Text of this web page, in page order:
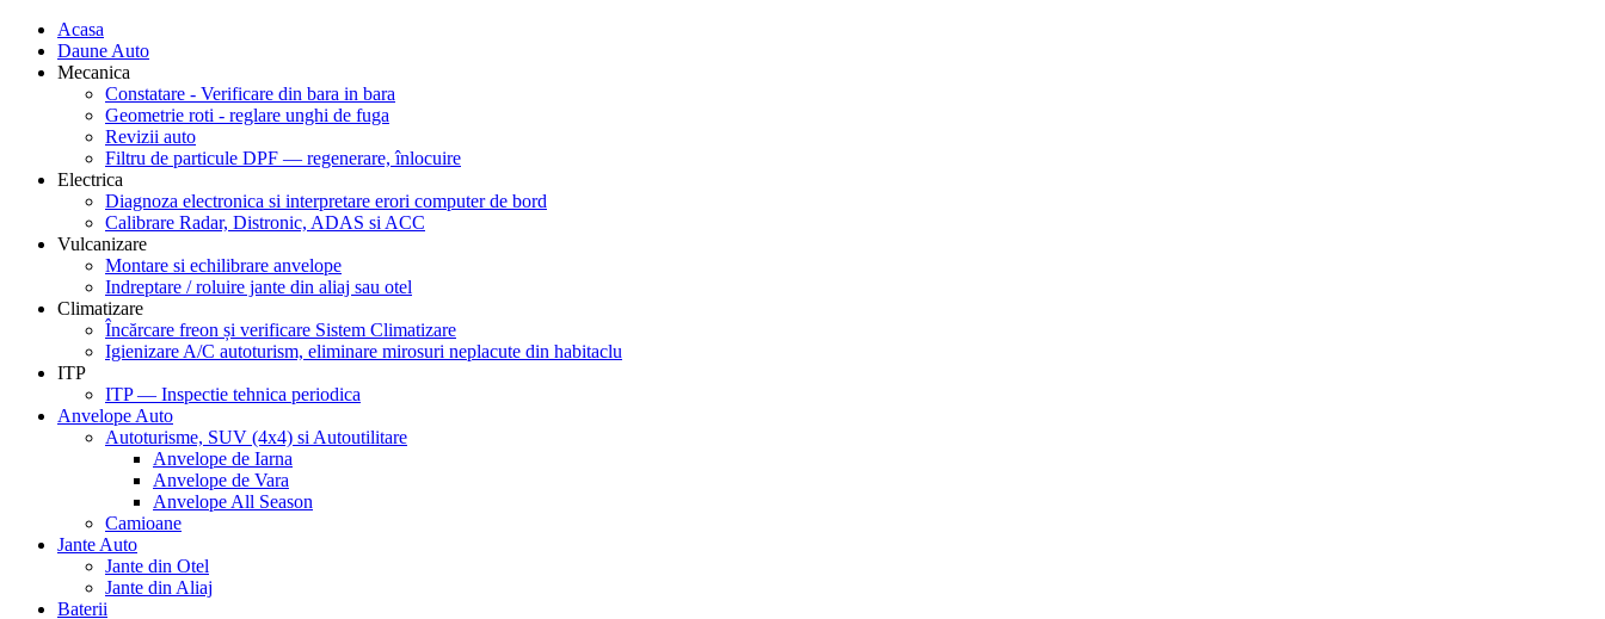
Acasa
Daune Auto
Mecanica
Constatare - Verificare din bara in bara
Geometrie roti - reglare unghi de fuga
Revizii auto
Filtru de particule DPF — regenerare, înlocuire
Electrica
Diagnoza electronica si interpretare erori computer de bord
Calibrare Radar, Distronic, ADAS si ACC
Vulcanizare
Montare si echilibrare anvelope
Indreptare / roluire jante din aliaj sau otel
Climatizare
Încărcare freon și verificare Sistem Climatizare
Igienizare A/C autoturism, eliminare mirosuri neplacute din habitaclu
ITP
ITP — Inspectie tehnica periodica
Anvelope Auto
Autoturisme, SUV (4x4) si Autoutilitare
Anvelope de Iarna
Anvelope de Vara
Anvelope All Season
Camioane
Jante Auto
Jante din Otel
Jante din Aliaj
Baterii